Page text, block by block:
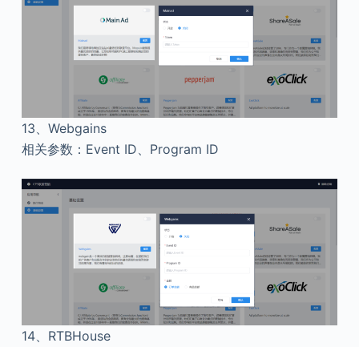
13、 Webgains
相关参数：Event ID、Program ID
14、 RTBHouse